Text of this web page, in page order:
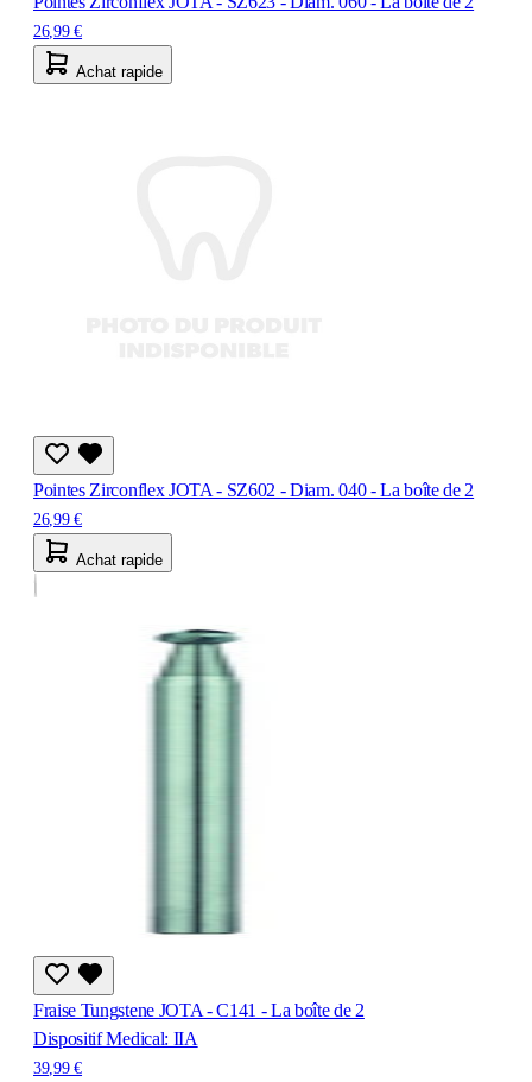
26,99 €
Achat rapide
Pointes Zirconflex JOTA - SZ602 - Diam. 040 - La boîte de 2
26,99 €
Achat rapide
Fraise Tungstene JOTA - C141 - La boîte de 2
Dispositif Medical: IIA
39,99 €